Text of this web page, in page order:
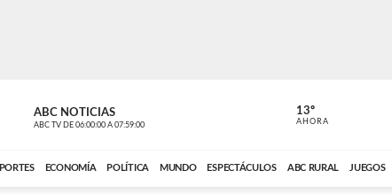
ABC NOTICIAS
ABC TV DE 06:00:00 A 07:59:00 ABC CARDINAL
13º
AHORA
ECONOMÍA POLÍTICA MUNDO ESPECTÁCULOS ABC RURAL JUEGOS